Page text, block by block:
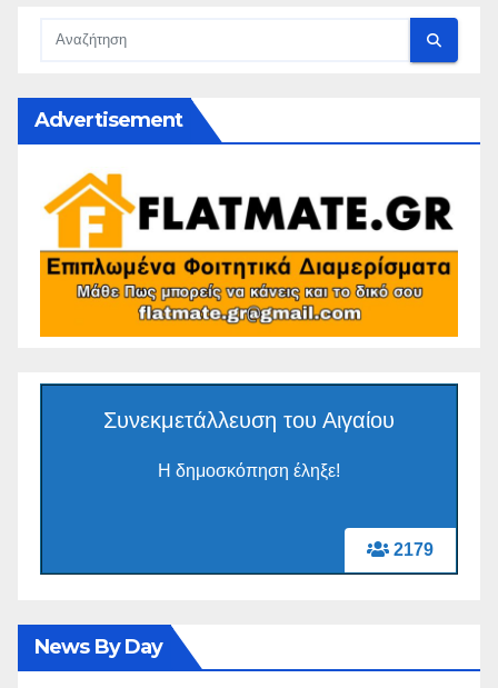
Advertisement
2179
Συνεκμετάλλευση του Αιγαίου
Η δημοσκόπηση έληξε!
News By Day